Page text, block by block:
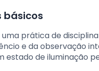
básicos
prática de
e da observação
estado de iluminação